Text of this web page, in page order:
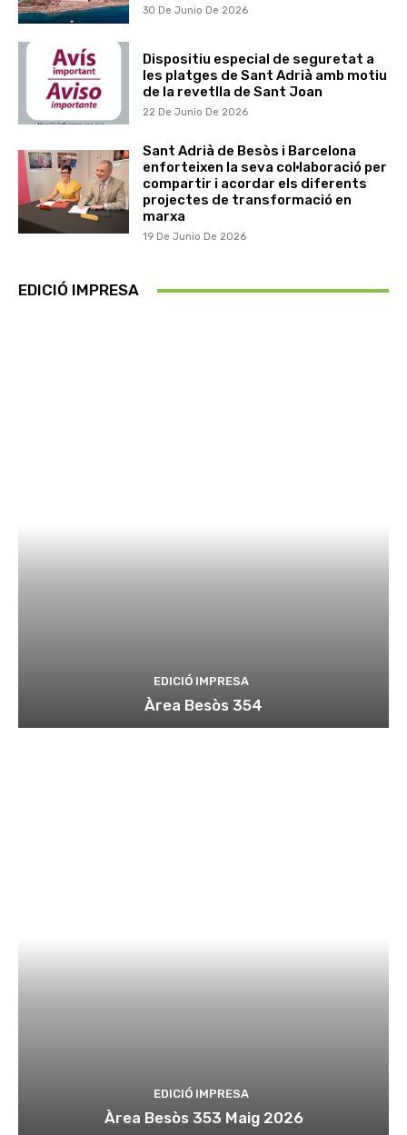
30 De Junio De 2026
Dispositiu especial de seguretat a
les platges de Sant Adrià amb motiu
de la revetlla de Sant Joan
22 De Junio De 2026
Sant Adrià de Besòs i Barcelona
enforteixen la seva col·laboració per
compartir i acordar els diferents
projectes de transformació en
marxa
19 De Junio De 2026
EDICIÓ IMPRESA
EDICIÓ IMPRESA
Àrea Besòs 354
EDICIÓ IMPRESA
Àrea Besòs 353 Maig 2026